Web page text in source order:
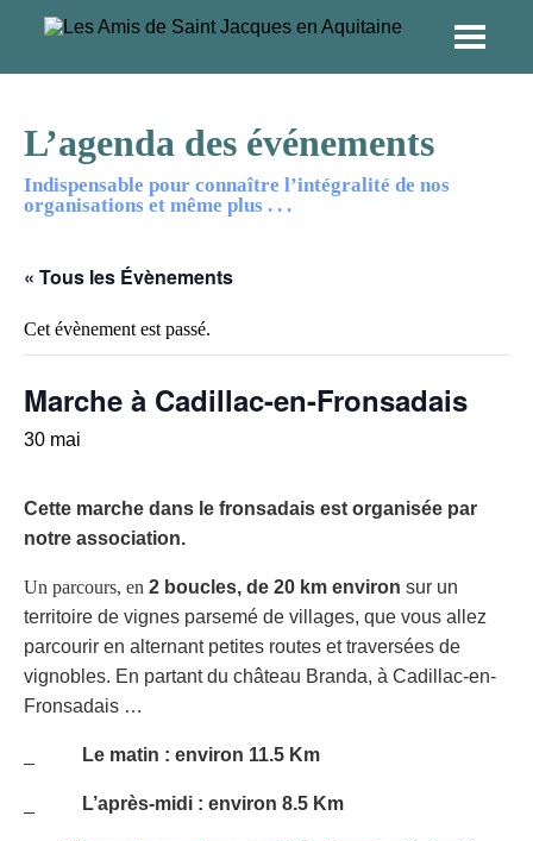
L’agenda des événements
Indispensable pour connaître l’intégralité de nos
organisations et même plus . . .
« Tous les Évènements
Cet évènement est passé.
Marche à Cadillac-en-Fronsadais
30 mai
Cette marche dans le fronsadais est organisée par
notre association.
Un parcours, en 2 boucles, de 20 km environ sur un
territoire de vignes parsemé de villages, que vous allez
parcourir en alternant petites routes et traversées de
vignobles. En partant du château Branda, à Cadillac-en-
Fronsadais …
Le matin : environ 11.5 Km
L’après-midi : environ 8.5 Km